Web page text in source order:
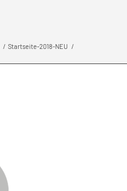
/ Startseite-2018-NEU /